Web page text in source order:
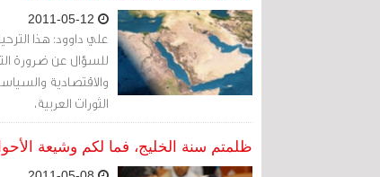
علي داوود: هذا
للسؤال عن ضرورة
والاقتصادية
الثورات العربية،
ظلمتم سنة الخليج، فما لكم وشيعة